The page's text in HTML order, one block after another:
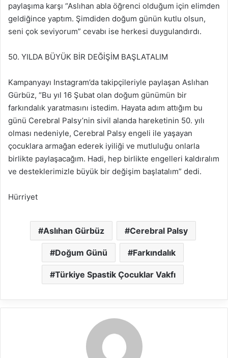
paylaşıma karşı “Aslıhan abla öğrenci olduğum için elimden
geldiğince yaptım. Şimdiden doğum günün kutlu olsun,
seni çok seviyorum” cevabı ise herkesi duygulandırdı.
50. YILDA BÜYÜK BİR DEĞİŞİM BAŞLATALIM
Kampanyayı Instagram’da takipçileriyle paylaşan Aslıhan
Gürbüz, “Bu yıl 16 Şubat olan doğum günümün bir
farkındalık yaratmasını istedim. Hayata adım attığım bu
günü Cerebral Palsy’nin sivil alanda hareketinin 50. yılı
olması nedeniyle, Cerebral Palsy engeli ile yaşayan
çocuklara armağan ederek iyiliği ve mutluluğu onlarla
birlikte paylaşacağım. Hadi, hep birlikte engelleri kaldıralım
ve desteklerimizle büyük bir değişim başlatalım” dedi.
Hürriyet
Aslıhan Gürbüz Cerebral Palsy
Doğum Günü Farkındalık
Türkiye Spastik Çocuklar Vakfı